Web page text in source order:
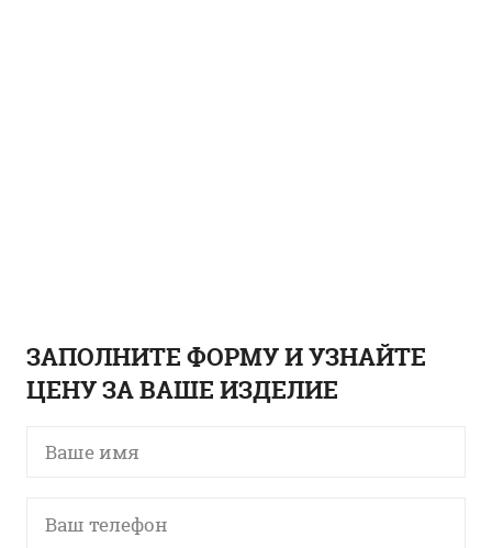
ЗАПОЛНИТЕ ФОРМУ И УЗНАЙТЕ
ЦЕНУ ЗА ВАШЕ ИЗДЕЛИЕ